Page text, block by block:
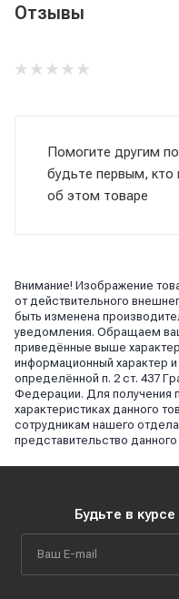
Отзывы
Помогите другим
будьте первым,
об этом товаре
Внимание! Изображение
от действительного
быть изменена
уведомления. Обращаем
приведённые выше
информационный характер
определённой п. 2 ст. 437
Федерации. Для получения
характеристиках данного
сотрудникам нашего
представительство данного
Будьте в